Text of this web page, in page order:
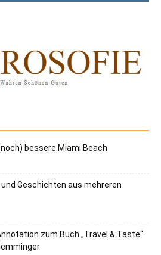
bessere Miami Beach
Geschichten aus mehreren
zum Buch „Travel & Taste“